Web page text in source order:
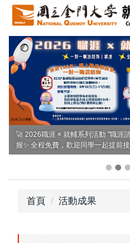
跳
到
主
要
內
區
🚀 2026職涯 × 就輔系列活動 "職涯
握✨ 全程免費，歡迎同學一起提前
首頁 活動成果